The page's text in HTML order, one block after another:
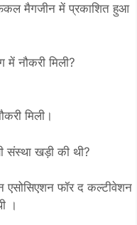
मैगजीन में प्रकाशित हुआ
नौकरी मिली?
मिली।
संस्था खड़ी की थी?
एसोसिएशन फॉर द कल्टीवेशन
।